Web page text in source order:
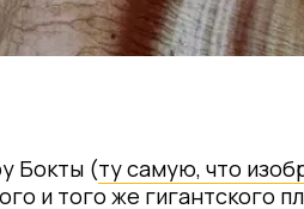
Бокты (ту самую, что
и того же гигантского